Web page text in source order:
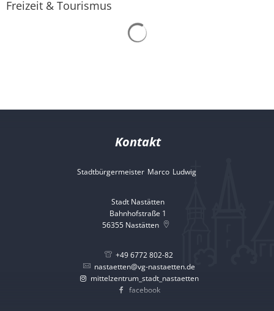
und
Freizeit & Tourismus
Kontakt
Stadtbürgermeister Marco Ludwig
Stadt Nastätten
Bahnhofstraße 1
56355 Nastätten
+49 6772 802-82
nastaetten@vg-nastaetten.de
mittelzentrum_stadt_nastaetten
facebook